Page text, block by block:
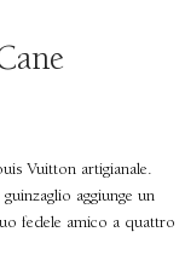
Vuitton artigianale.
aggiunge un
fedele amico a quattro